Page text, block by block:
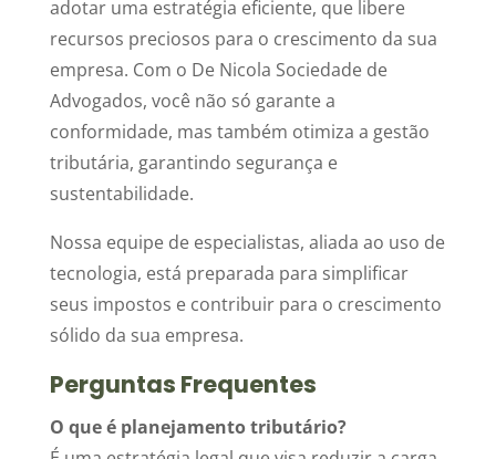
adotar uma estratégia eficiente, que libere
recursos preciosos para o crescimento da sua
empresa. Com o De Nicola Sociedade de
Advogados, você não só garante a
conformidade, mas também otimiza a gestão
tributária, garantindo segurança e
sustentabilidade.
Nossa equipe de especialistas, aliada ao uso de
tecnologia, está preparada para simplificar
seus impostos e contribuir para o crescimento
sólido da sua empresa.
Perguntas Frequentes
O que é planejamento tributário?